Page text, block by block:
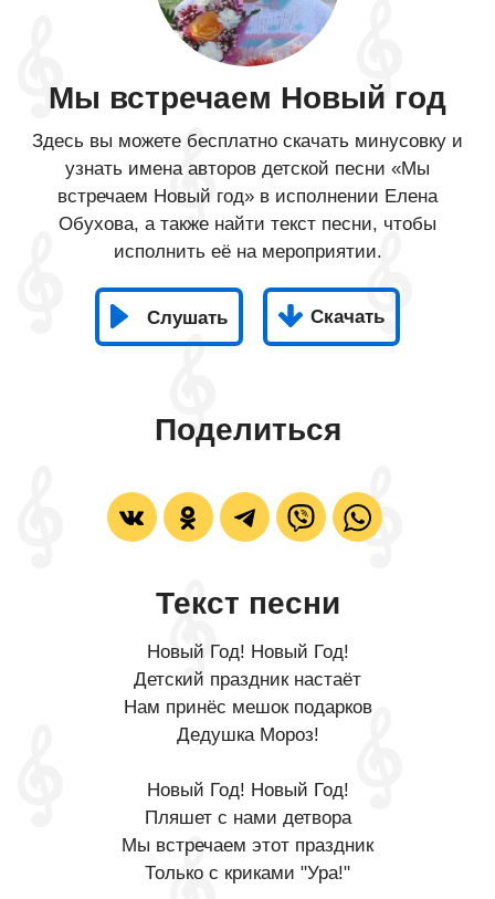
Мы встречаем Новый год
Здесь вы можете бесплатно скачать минусовку и
узнать имена авторов детской песни «Мы
встречаем Новый год» в исполнении Елена
Обухова, а также найти текст песни, чтобы
исполнить её на мероприятии.
Слушать Скачать
Поделиться
Текст песни
Новый Год! Новый Год!
Детский праздник настаёт
Нам принёс мешок подарков
Дедушка Мороз!
Новый Год! Новый Год!
Пляшет с нами детвора
Мы встречаем этот праздник
Только с криками "Ура!"